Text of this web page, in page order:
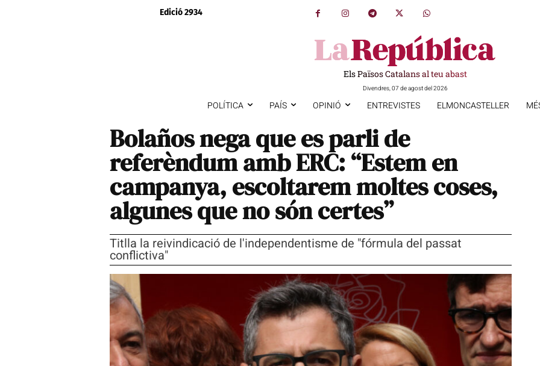
Edició 2934
Els Països Catalans al teu abast
Divendres, 07 de agost del 2026
POLÍTICA PAÍS OPINIÓ ENTREVISTES ELMONCASTELLER
Bolaños nega que es parli de
referèndum amb ERC: “Estem en
campanya, escoltarem moltes coses,
algunes que no són certes”
Titlla la reivindicació de l'independentisme de "fórmula del passat
conflictiva"